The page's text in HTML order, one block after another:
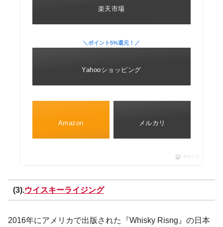
Amazon
楽天市場
＼ポイント5%還元！／
Yahooショッピング
メルカリ
ポチップ
(3).ウイスキーライジング
2016年にアメリカで出版された『Whisky Risng』の日本